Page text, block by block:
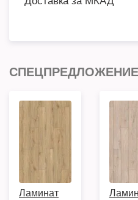
СПЕЦПРЕДЛОЖЕНИЕ
Ламинат